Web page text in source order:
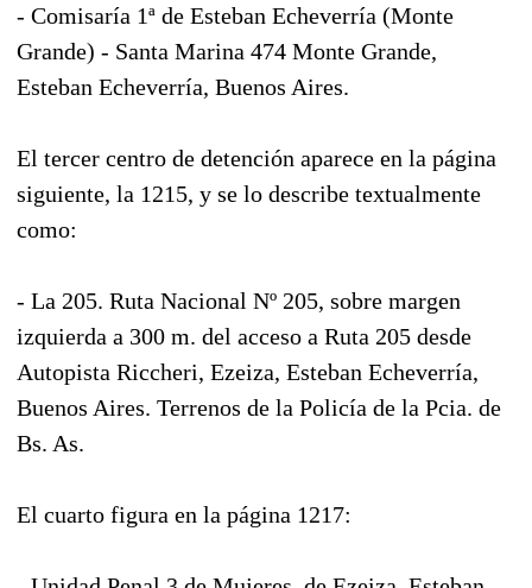
- Comisaría 1ª de Esteban Echeverría (Monte
Grande) - Santa Marina 474 Monte Grande,
Esteban Echeverría, Buenos Aires.
El tercer centro de detención aparece en la página
siguiente, la 1215, y se lo describe textualmente
como:
- La 205. Ruta Nacional Nº 205, sobre margen
izquierda a 300 m. del acceso a Ruta 205 desde
Autopista Riccheri, Ezeiza, Esteban Echeverría,
Buenos Aires. Terrenos de la Policía de la Pcia. de
Bs. As.
El cuarto figura en la página 1217: